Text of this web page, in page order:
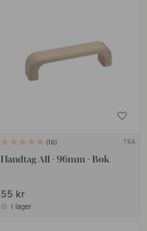
16 TRÄ
Handtag A11 - 96mm - Bok
55 kr
I lager